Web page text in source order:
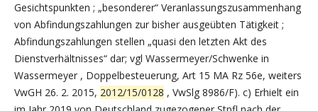
Gesichtspunkten ; „besonderer“ Veranlassungszusammenhang
von Abfindungszahlungen zur bisher ausgeübten Tätigkeit ;
Abfindungszahlungen stellen „quasi den letzten Akt des
Dienstverhältnisses“ dar; vgl Wassermeyer/Schwenke in
Wassermeyer , Doppelbesteuerung, Art 15 MA Rz 56e, weiters
VwGH 26. 2. 2015, 2012/15/0128 , VwSlg 8986/F). c) Erhielt ein